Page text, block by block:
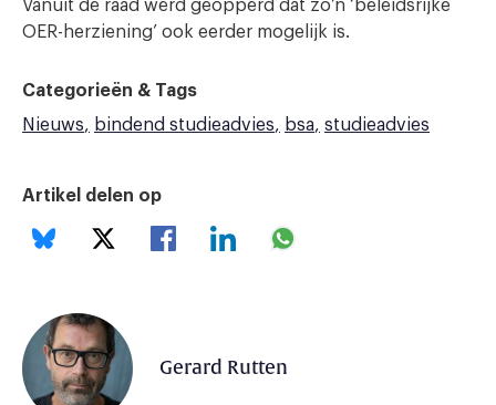
Vanuit de raad werd geopperd dat zo’n ‘beleidsrijke
OER-herziening’ ook eerder mogelijk is.
Categorieën & Tags
Nieuws
bindend studieadvies bsa studieadvies
Artikel delen op
Gerard Rutten